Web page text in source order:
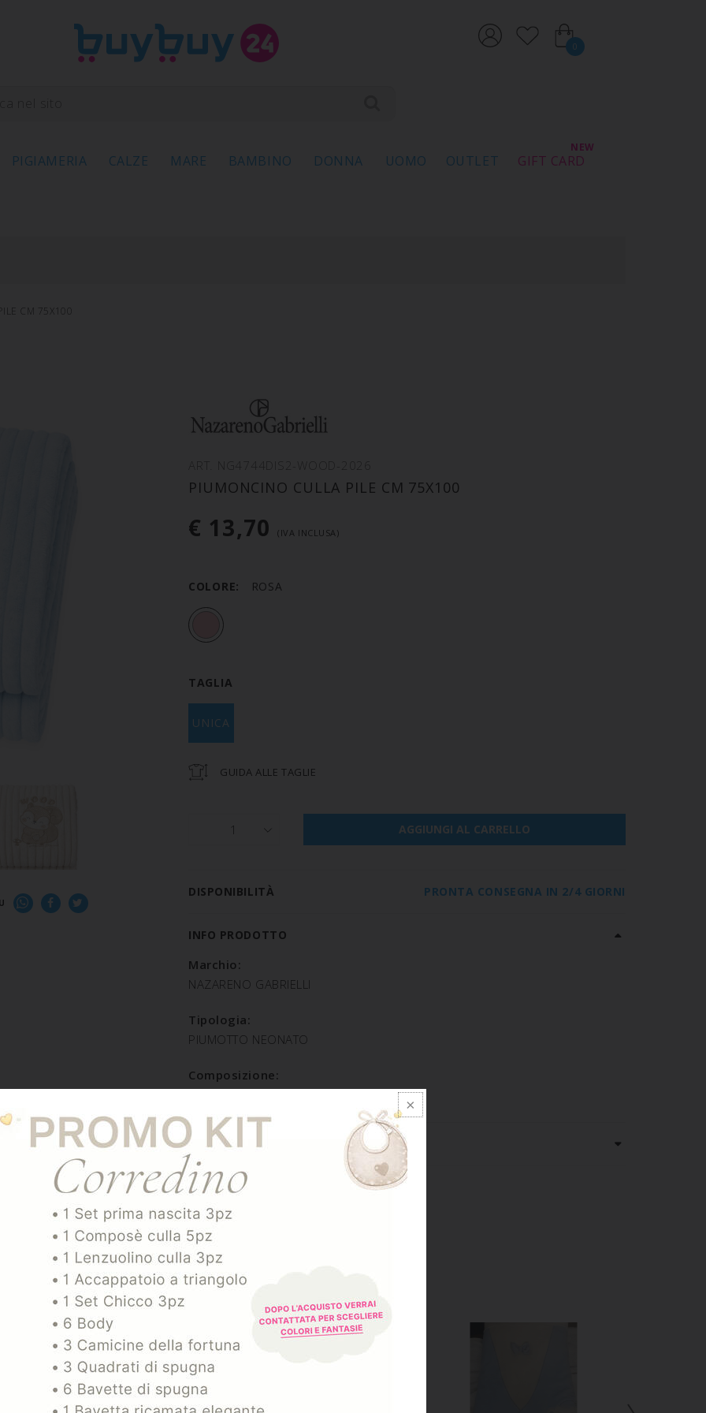
0
PIGIAMERIA CALZE MARE BAMBINO DONNA UOMO OUTLET GIFT CARD
CM 75X100
PIUMONCINO CULLA PILE CM 75X100
€ 13,70 (IVA INCLUSA)
COLORE: ROSA
TAGLIA
UNICA
GUIDA ALLE TAGLIE
1 AGGIUNGI AL CARRELLO
DISPONIBILITÀ PRONTA CONSEGNA IN 2/4 GIORNI
INFO PRODOTTO
Marchio:
NAZARENO GABRIELLI
Tipologia:
PIUMOTTO NEONATO
Composizione:
POLIESTERE 100%
SPEDIZIONE E RESO
ARTICOLI CORRELATI